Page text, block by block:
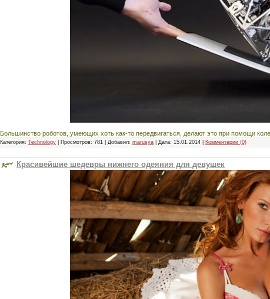
Большинство роботов, умеющих хоть как-то передвигаться, делают это при помощи
Категория: Technology Просмотров: 781 Добавил: marusya Дата: 15.01.2014 Комментарии (0)
Красивейшие шедевры нижнего одеяния для девушек